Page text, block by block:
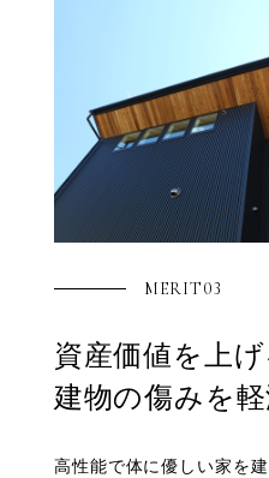
MERIT03
資産価値を上
建物の傷みを
高性能で体に優しい家を